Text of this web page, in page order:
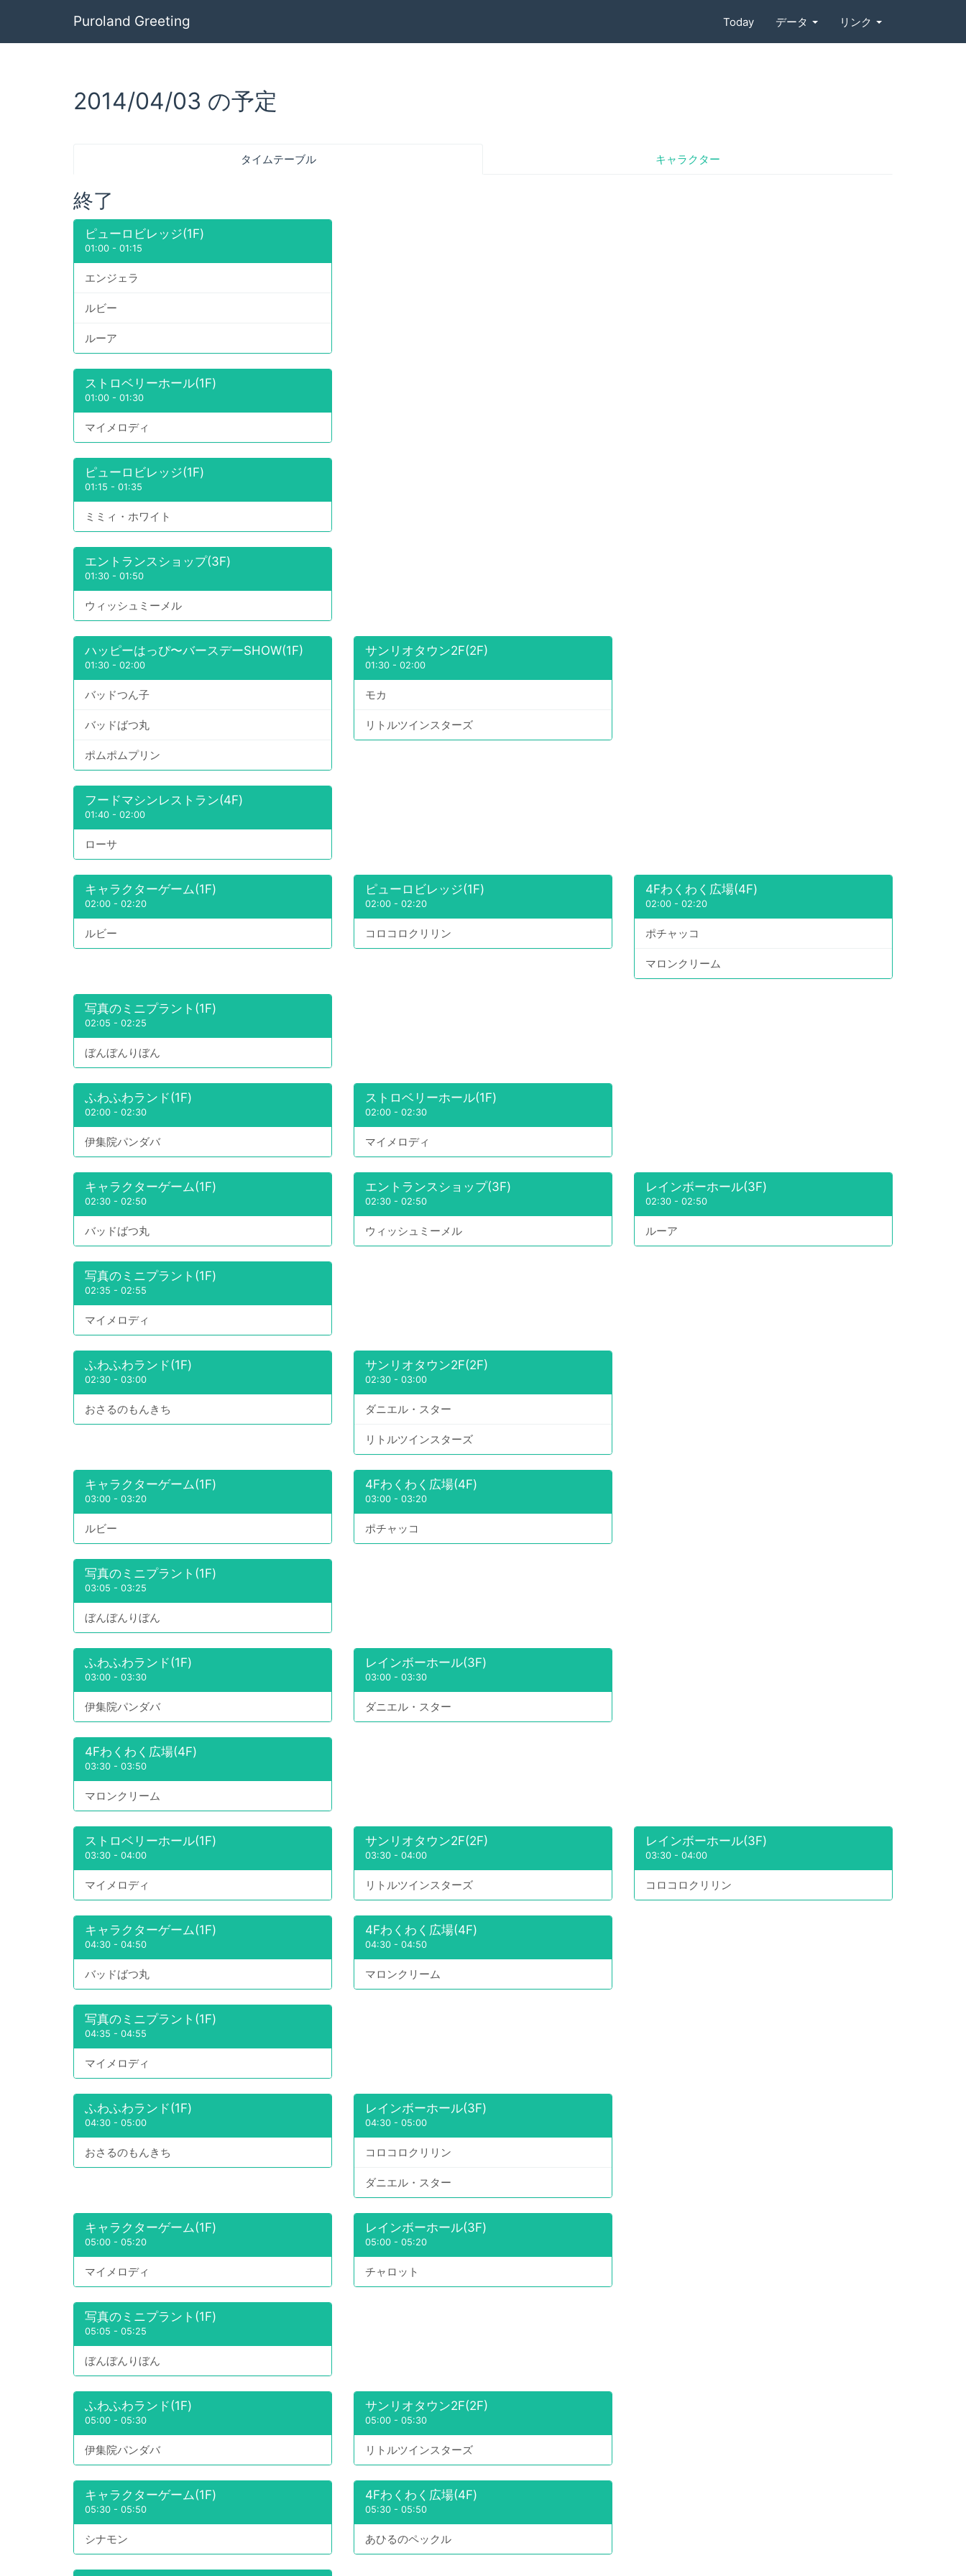
Puroland Greeting Today データ リンク
2014/04/03 の予定
タイムテーブル キャラクター
終了
ピューロビレッジ(1F)
01:00 - 01:15
エンジェラ
ルビー
ルーア
ストロベリーホール(1F)
01:00 - 01:30
マイメロディ
ピューロビレッジ(1F)
01:15 - 01:35
ミミィ・ホワイト
エントランスショップ(3F)
01:30 - 01:50
ウィッシュミーメル
ハッピーはっぴ〜バースデーSHOW(1F)
01:30 - 02:00
バッドつん子
バッドばつ丸
ポムポムプリン
サンリオタウン2F(2F)
01:30- 02:00
モカ
リトルツインスターズ
フードマシンレストラン(4F)
01:40 - 02:00
ローサ
キャラクターゲーム(1F)
02:00 - 02:20
ルビー
ピューロビレッジ(1F)
02:00- 02:20
コロコロクリリン
4Fわくわく広場(4F)
02:00- 02:20
ポチャッコ
マロンクリーム
写真のミニプラント(1F)
02:05 - 02:25
ぼんぼんりぼん
ふわふわランド(1F)
02:00 - 02:30
伊集院パンダバ
ストロベリーホール(1F)
02:00- 02:30
マイメロディ
キャラクターゲーム(1F)
02:30 - 02:50
バッドばつ丸
エントランスショップ(3F)
02:30- 02:50
ウィッシュミーメル
レインボーホール(3F)
02:30- 02:50
ルーア
写真のミニプラント(1F)
02:35 - 02:55
マイメロディ
ふわふわランド(1F)
02:30 - 03:00
おさるのもんきち
サンリオタウン2F(2F)
02:30- 03:00
ダニエル・スター
リトルツインスターズ
キャラクターゲーム(1F)
03:00 - 03:20
ルビー
4Fわくわく広場(4F)
03:00- 03:20
ポチャッコ
写真のミニプラント(1F)
03:05 - 03:25
ぼんぼんりぼん
ふわふわランド(1F)
03:00 - 03:30
伊集院パンダバ
レインボーホール(3F)
03:00- 03:30
ダニエル・スター
4Fわくわく広場(4F)
03:30 - 03:50
マロンクリーム
ストロベリーホール(1F)
03:30 - 04:00
マイメロディ
サンリオタウン2F(2F)
03:30- 04:00
リトルツインスターズ
レインボーホール(3F)
03:30- 04:00
コロコロクリリン
キャラクターゲーム(1F)
04:30 - 04:50
バッドばつ丸
4Fわくわく広場(4F)
04:30- 04:50
マロンクリーム
写真のミニプラント(1F)
04:35 - 04:55
マイメロディ
ふわふわランド(1F)
04:30 - 05:00
おさるのもんきち
レインボーホール(3F)
04:30- 05:00
コロコロクリリン
ダニエル・スター
キャラクターゲーム(1F)
05:00 - 05:20
マイメロディ
レインボーホール(3F)
05:00- 05:20
チャロット
写真のミニプラント(1F)
05:05 - 05:25
ぼんぼんりぼん
ふわふわランド(1F)
05:00 - 05:30
伊集院パンダバ
サンリオタウン2F(2F)
05:00- 05:30
リトルツインスターズ
キャラクターゲーム(1F)
05:30 - 05:50
シナモン
4Fわくわく広場(4F)
05:30- 05:50
あひるのペックル